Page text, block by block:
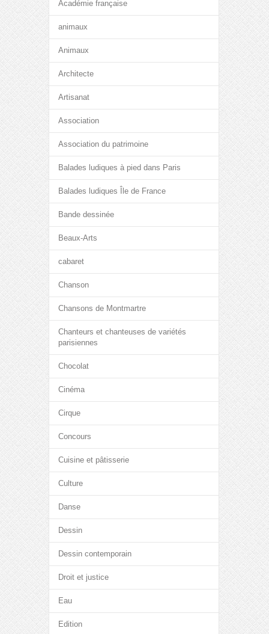
Académie française
animaux
Animaux
Architecte
Artisanat
Association
Association du patrimoine
Balades ludiques à pied dans Paris
Balades ludiques Île de France
Bande dessinée
Beaux-Arts
cabaret
Chanson
Chansons de Montmartre
Chanteurs et chanteuses de variétés
parisiennes
Chocolat
Cinéma
Cirque
Concours
Cuisine et pâtisserie
Culture
Danse
Dessin
Dessin contemporain
Droit et justice
Eau
Edition